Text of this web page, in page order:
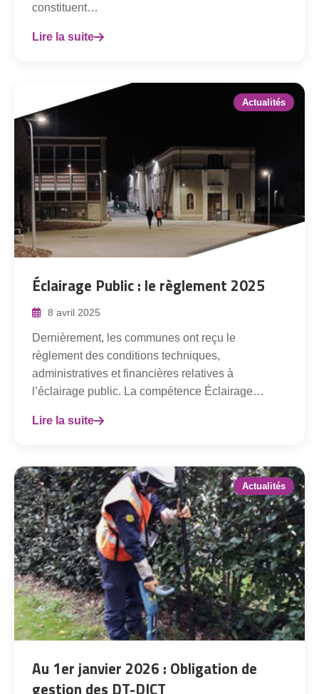
constituent…
Lire la suite
Actualités
Éclairage Public : le règlement 2025
8 avril 2025
Dernièrement, les communes ont reçu le
règlement des conditions techniques,
administratives et financières relatives à
l’éclairage public. La compétence Éclairage…
Lire la suite
Actualités
Au 1er janvier 2026 : Obligation de
gestion des DT-DICT